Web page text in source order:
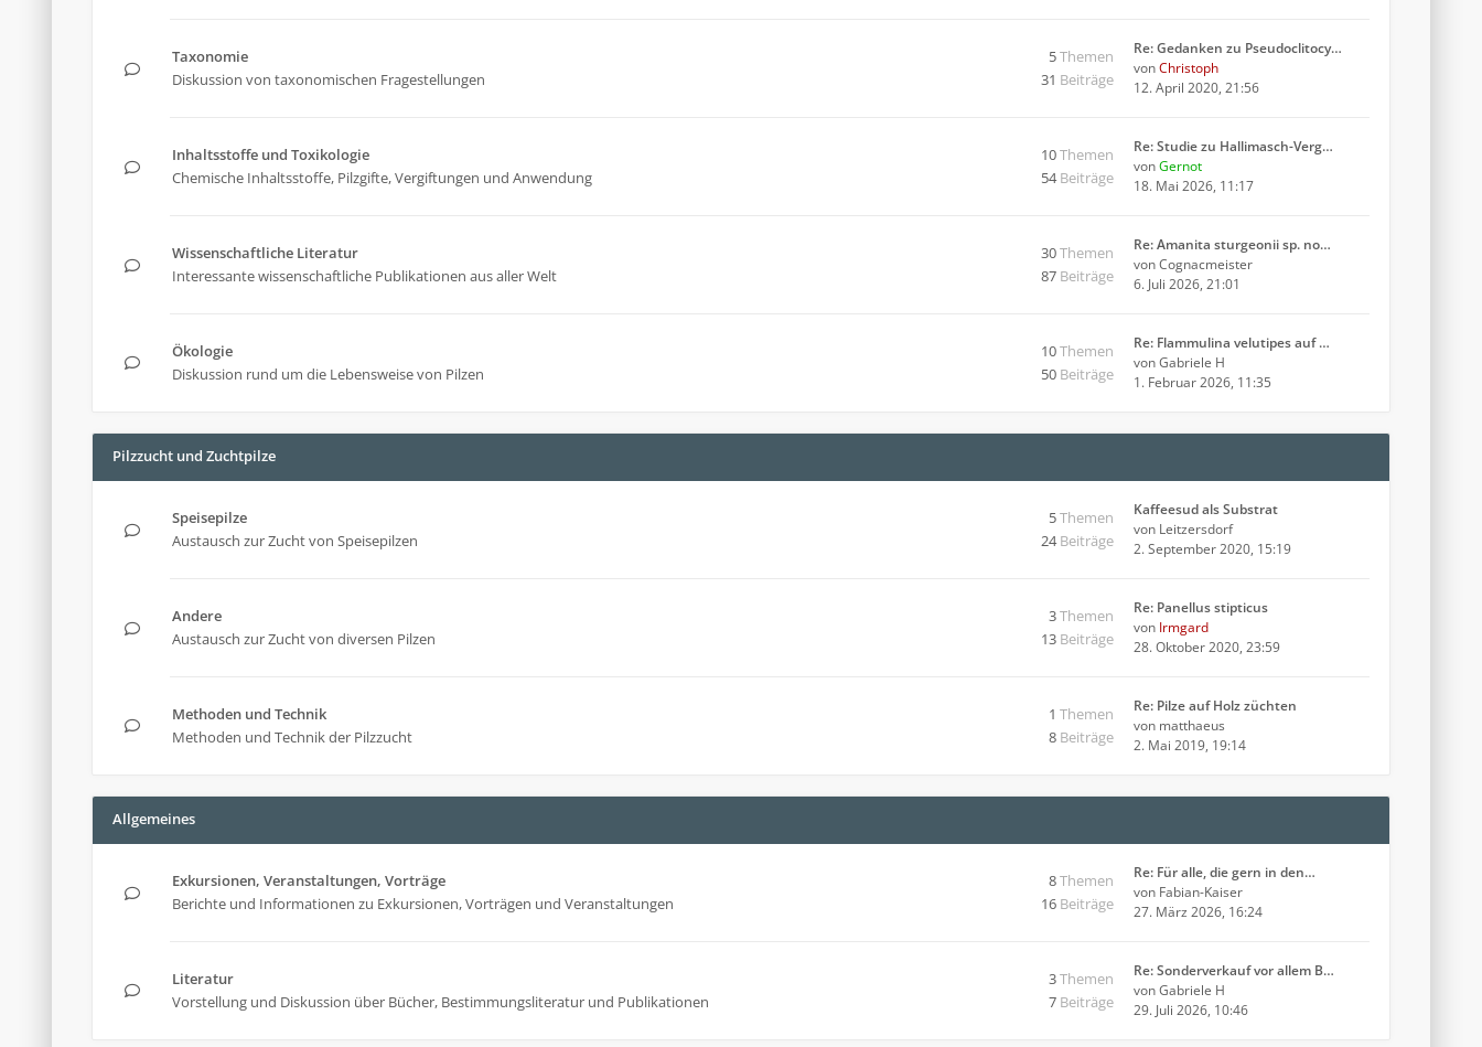
Taxonomie
Diskussion von taxonomischen Fragestellungen
5Themen
31 Beiträge
Re: Gedanken zu Pseudoclitocy…
vonChristoph
12. April 2020, 21:56
Inhaltsstoffe und Toxikologie
Chemische Inhaltsstoffe, Pilzgifte, Vergiftungen und Anwendung
10Themen
54Beiträge
Re: Studie zu Hallimasch-Verg…
vonGernot
18. Mai 2026, 11:17
Wissenschaftliche Literatur
Interessante wissenschaftliche Publikationen aus aller Welt
30Themen
87 Beiträge
Re: Amanita sturgeonii sp. no…
vonCognacmeister
6. Juli 2026, 21:01
Ökologie
Diskussion rund um die Lebensweise von Pilzen
10Themen
50 Beiträge
Re: Flammulina velutipes auf …
vonGabriele H
1. Februar 2026, 11:35
Pilzzucht und Zuchtpilze
Speisepilze
Austausch zur Zucht von Speisepilzen
5Themen
24Beiträge
Kaffeesud als Substrat
von Leitzersdorf
2. September 2020, 15:19
Andere
Austausch zur Zucht von diversen Pilzen
3Themen
13 Beiträge
Re: Panellus stipticus
von Irmgard
28. Oktober 2020, 23:59
Methoden und Technik
Methoden und Technik der Pilzzucht
1 Themen
8 Beiträge
Re: Pilze auf Holz züchten
von matthaeus
2. Mai 2019, 19:14
Allgemeines
Exkursionen, Veranstaltungen, Vorträge
Berichte und Informationen zu Exkursionen, Vorträgen und Veranstaltungen
8Themen
16 Beiträge
Re: Für alle, die gern in den…
von Fabian-Kaiser
27. März 2026, 16:24
Literatur
Vorstellung und Diskussion über Bücher, Bestimmungsliteratur und Publikationen
3Themen
7 Beiträge
Re: Sonderverkauf vor allem B…
vonGabriele H
29. Juli 2026, 10:46